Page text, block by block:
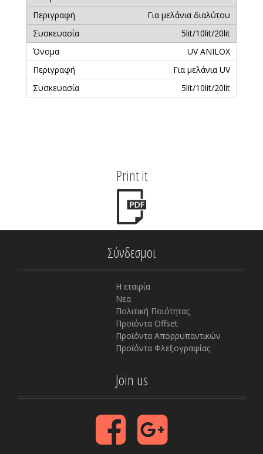
Για μελάνια διαλύτου
5lit/10lit/20lit
UV ANILOX
Για μελάνια UV
5lit/10lit/20lit
Print it
Σύνδεσμοι
Η εταιρία
Νεα
Πολιτική Ποιότητας
Προϊόντα Offset
Προϊόντα Απορρυπαντικών
Προϊόντα Φλεξογραφίας
Join us
F
c
G
o